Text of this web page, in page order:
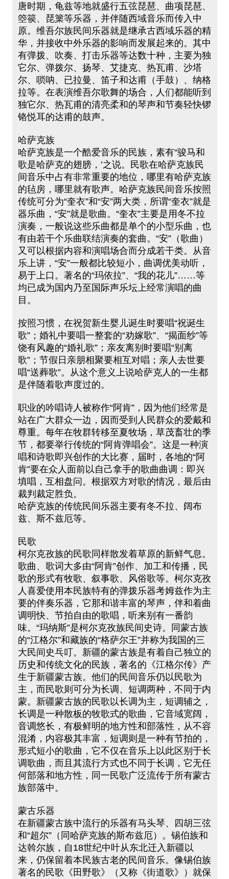
唐时期，龟兹等地就盛行五弦琵琶、曲项琵琶、
箜篌、琵篥等乐器，并伴随西域音乐而传入中
原。维吾尔族民间乐器就是继承古西域乐器的精
华，并接收中外乐器的影响而发展起来的。其中
有弹拨、吹奏、打击乐器等达数十种，主要为独
它尔、弹拨尔、扬琴、艾捷克、热瓦甫、沙塔
尔、唢呐、已拉曼、笛子和达甫（手鼓）、纳格
拉等。在表演维吾尔歌舞的场合，人们都能听到
独它尔、热瓦甫的清亮柔和的琴声和节奏轻快锣
铬悦耳的达甫的鼓声。
哈萨克族
哈萨克族是一个酷爱音乐的民族，素有“骏马和
歌是哈萨克的翅膀，’之说。民歌在哈萨克族民
间音乐中占有非常重要的地位，哪里有哈萨克族
的毡房，哪里就有歌声。哈萨克族民间音乐按照
传统可分为“奎衣”和“安”两大类，所谓“奎衣”就是
器乐曲，“安”就是歌曲。“奎衣”主要是用冬不拉
演奏，一般说这些乐曲都是单个的小型乐曲，也
有由若干个乐曲联结演奏的套曲。“安”（歌曲）
又可以根据内容和演唱场合而分成若干类。从音
乐上讲，“安”一般都比较短小，曲调优美动听，
易于上口。著名的“玛依拉”、“我的花儿”……等
均已成为国内乃至国际声乐坛上经常演唱的曲
目。
按照习惯，在祝贺新生婴儿诞生时要唱“祝诞生
歌”；婚礼中要唱一整套的“劝嫁歌”、“揭面纱”等
饶有风趣的“婚礼歌”；亲友离别时要唱“别离
歌”；节假日亲朋相聚要相互对唱；亲人去世要
唱“送葬歌”。从这个意义上说哈萨克人的一生都
是伴随着歌声度过的。
职业的吟唱诗人被称作“阿肯”，因为他们经常是
站在广大群众一边，因而受到人民群众的爱戴和
尊重。每年在牧群转移至夏牧场，草茂畜壮的季
节，都要举行传统的“阿肯弹唱会”。这是一种演
唱和诗歌即兴创作的大比赛，届时，各地的“阿
肯”要在众人面前以自己拿手的歌曲曲调：即兴
填唱，互相盘问。根据双方对歌的情况，最后由
裁判裁定胜负。
哈萨克族的传统民间乐器主要有冬不拉、阔布
兹、斯不兹厄等。
民歌
柯尔克孜族的民歌同样散发着草原的新鲜气息。
歌曲、歌词大多由“阿肯”创作、加工和传播，民
歌的形式有牧歌、叙事歌、风俗歌等。柯尔克孜
人喜爱使用本民族特有的弹拨乐器考姆兹作为主
要的伴奏乐器，它那和谐丰富的琴声，伴和着曲
调明快、节拍自由的歌唱，听来别有一番韵
味。“玛纳斯”是柯尔克孜族民间史诗。同蒙古族
的“江格尔”和藏族的“格萨尔王”并称为我国的三
大民间史乓叮。新疆的蒙古族是有着自己独立的
历史和传统文化的民族，著名的《江格尔传》产
生于新疆蒙古族。他们的民间音乐仍以民歌为
主，而民歌则可分为长调、短调两种，不同于内
蒙。新疆蒙古族的民歌以长调为主，短调辅之，
长调是一种散板的牧歌式的歌曲，它音域宽阔，
音调悠长，有极鲜明的地方性和部落性，从不容
混淆，内容极其丰富，短调则是一种有节拍的，
形式短小的歌曲，它不仅在音乐上以此区别于长
调歌曲，而且其流行方式也不同于长调，它无任
何部落和地方性，同一民歌广泛流传于所有蒙古
族部落中。
蒙古乐器
在新疆蒙古族中流行的乐器有马头琴、四胡三弦
和“超尔”（同哈萨克族的斯布兹厄）。锡伯族和
达斡尔族，自18世纪中叶从东北迁入新疆以
来，仍保留着本民族古老的民间音乐。像锡伯族
著名的民歌《田野歌》（又称《街道歌》）就保